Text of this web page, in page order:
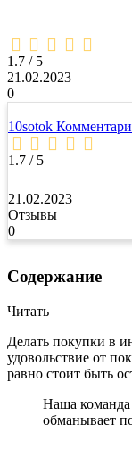
1,7
rating
1.7 / 5
21.02.2023
0
10sotok
1.7 / 5
21.02.2023
Отзывы
0
Содержание
Читать
Делать покупки в
удовольствие от
равно стоит быть
Наша команда
обманывает